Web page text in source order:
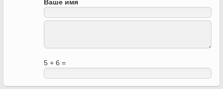
Ваше имя
5 + 6 =